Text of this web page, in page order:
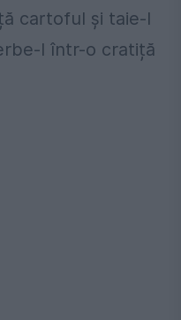
cartoful și taie-l
l într-o cratiță